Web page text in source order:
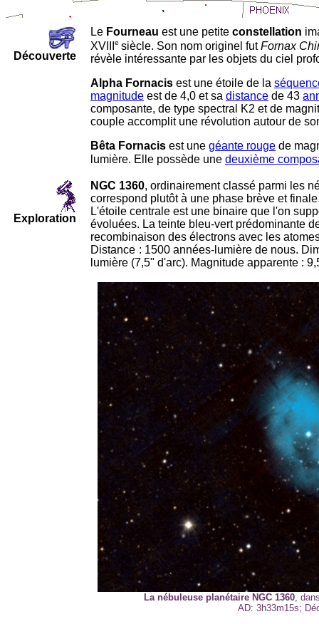
Découverte
Le Fourneau est une petite constellation
XVIII
e siècle. Son nom originel futFornax
révèle intéressante par les objets du ciel
Alpha Fornacis est une étoile de la
magnitude est de 4,0 et sa distance de 43
composante, de type spectral K2 et de
couple accomplit une révolution autour de
Bêta Fornacis est une géante rouge de
lumière. Elle possède une deuxième
Exploration
NGC 1360, ordinairement classé parmi les
correspond plutôt à une phase brève et
L'étoile centrale est une binaire que l'on
évoluées. La teinte bleu-vert prédominante
recombinaison des électrons avec les
Distance : 1500 années-lumière de nous.
lumière (7,5" d'arc). Magnitude apparente :
La nébuleuse planétaire NGC 1360,
AD: 3h33m15s;